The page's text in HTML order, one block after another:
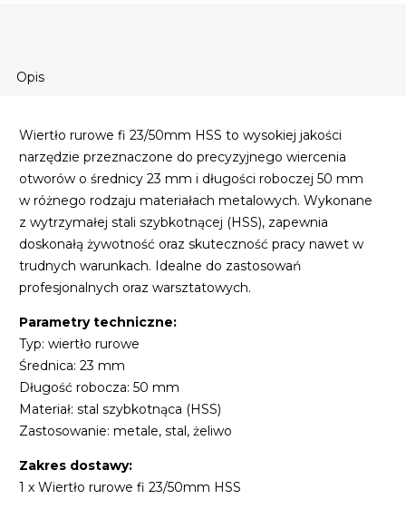
Opis
Wiertło rurowe fi 23/50mm HSS to wysokiej jakości
narzędzie przeznaczone do precyzyjnego wiercenia
otworów o średnicy 23 mm i długości roboczej 50 mm
w różnego rodzaju materiałach metalowych. Wykonane
z wytrzymałej stali szybkotnącej (HSS), zapewnia
doskonałą żywotność oraz skuteczność pracy nawet w
trudnych warunkach. Idealne do zastosowań
profesjonalnych oraz warsztatowych.
Parametry techniczne:
Typ: wiertło rurowe
Średnica: 23 mm
Długość robocza: 50 mm
Materiał: stal szybkotnąca (HSS)
Zastosowanie: metale, stal, żeliwo
Zakres dostawy:
1 x Wiertło rurowe fi 23/50mm HSS